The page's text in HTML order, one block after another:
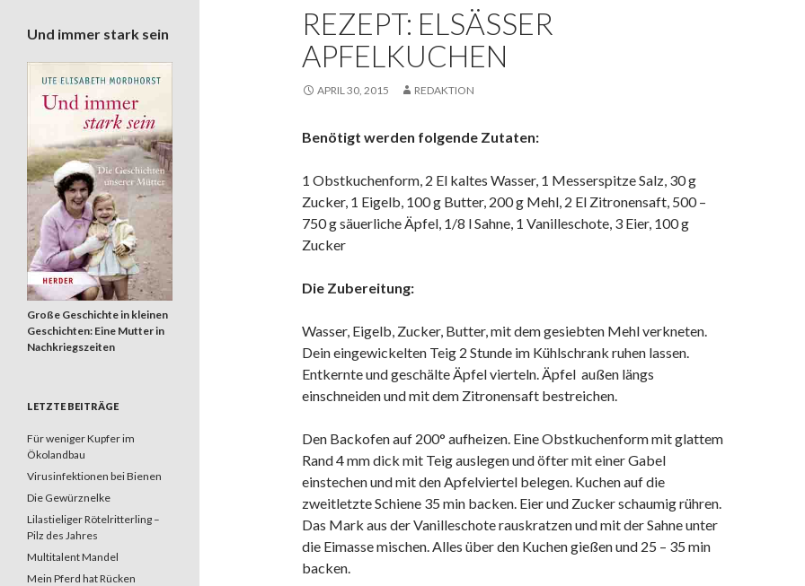
REZEPT: ELSÄSSER
APFELKUCHEN
APRIL 30, 2015 REDAKTION
Benötigt werden folgende Zutaten:
1 Obstkuchenform, 2 El kaltes Wasser, 1 Messerspitze Salz, 30 g
Zucker, 1 Eigelb, 100 g Butter, 200 g Mehl, 2 El Zitronensaft, 500 –
750 g säuerliche Äpfel, 1/8 l Sahne, 1 Vanilleschote, 3 Eier, 100 g
Zucker
Die Zubereitung:
Wasser, Eigelb, Zucker, Butter, mit dem gesiebten Mehl verkneten.
Dein eingewickelten Teig 2 Stunde im Kühlschrank ruhen lassen.
Entkernte und geschälte Äpfel vierteln. Äpfel außen längs
einschneiden und mit dem Zitronensaft bestreichen.
Den Backofen auf 200° aufheizen. Eine Obstkuchenform mit glattem
Rand 4 mm dick mit Teig auslegen und öfter mit einer Gabel
einstechen und mit den Apfelviertel belegen. Kuchen auf die
zweitletzte Schiene 35 min backen. Eier und Zucker schaumig rühren.
Das Mark aus der Vanilleschote rauskratzen und mit der Sahne unter
die Eimasse mischen. Alles über den Kuchen gießen und 25 – 35 min
backen.
Und immer stark sein
Große Geschichte in kleinen
Geschichten: Eine Mutter in
Nachkriegszeiten
LETZTE BEITRÄGE
Für weniger Kupfer im
Ökolandbau
Virusinfektionen bei Bienen
Die Gewürznelke
Lilastieliger Rötelritterling –
Pilz des Jahres
Multitalent Mandel
Mein Pferd hat Rücken